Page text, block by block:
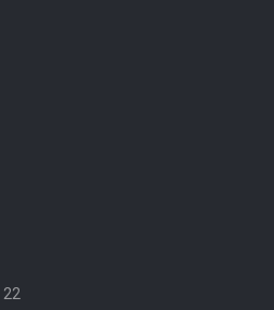
22